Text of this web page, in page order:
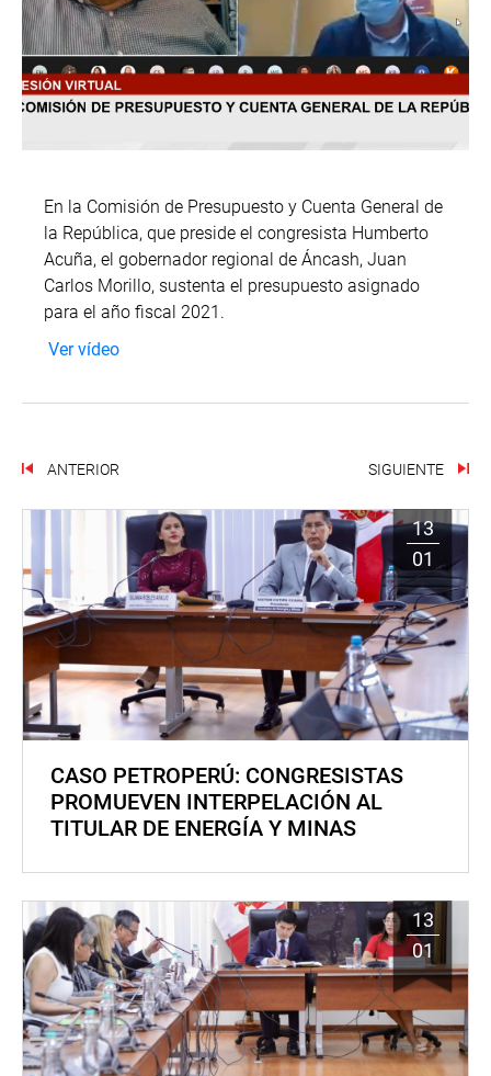
En la Comisión de Presupuesto y Cuenta General de
la República, que preside el congresista Humberto
Acuña, el gobernador regional de Áncash, Juan
Carlos Morillo, sustenta el presupuesto asignado
para el año fiscal 2021.
Ver vídeo
ANTERIOR SIGUIENTE
13
01
CASO PETROPERÚ: CONGRESISTAS
PROMUEVEN INTERPELACIÓN AL
TITULAR DE ENERGÍA Y MINAS
13
01